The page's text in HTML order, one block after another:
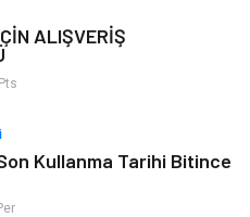
Genel Kültür
ALIŞVERİŞ
Kullanma Tarihi Bitince